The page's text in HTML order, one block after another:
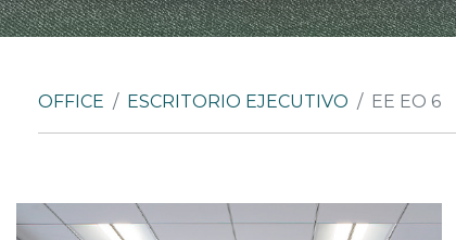
OFFICE ESCRITORIO EJECUTIVO EE EO 6